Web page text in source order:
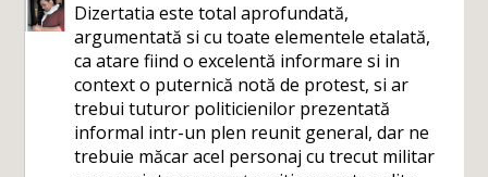
Dizertatia este total aprofundată,
argumentată si cu toate elementele etalată,
ca atare fiind o excelentă informare si in
context o puternică notă de protest, si ar
trebui tuturor politicienilor prezentată
informal intr-un plen reunit general, dar ne
trebuie măcar acel personaj cu trecut militar